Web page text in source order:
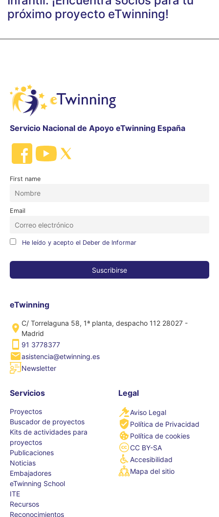
próximo proyecto eTwinning!
Servicio Nacional de Apoyo eTwinning España
First name
Email
He leído y acepto el Deber de Informar
eTwinning
C/ Torrelaguna 58, 1ª planta, despacho 112 28027 -
Madrid
91 3778377
asistencia@etwinning.es
Newsletter
Servicios
Proyectos
Buscador de proyectos
Kits de actividades para
proyectos
Publicaciones
Noticias
Embajadores
eTwinning School
ITE
Recursos
Reconocimientos
Legal
Aviso Legal
Política de Privacidad
Política de cookies
CC BY-SA
Accesibilidad
Mapa del sitio